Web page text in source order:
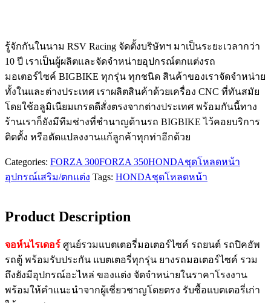
รู้จักกันในนาม RSV Racing จัดตั้งบริษัทฯ มาเป็นระยะเวลากว่า
10 ปี เราเป็นผู้ผลิตและจัดจำหน่ายอุปกรณ์ตกแต่งรถ
มอเตอร์ไซค์ BIGBIKE ทุกรุ่น ทุกชนิด สินค้าของเราจัดจำหน่าย
ทั้งในและต่างประเทศ เราผลิตสินค้าด้วยเครื่อง CNC ที่ทันสมัย
โดยใช้อลูมิเนียมเกรดดีสั่งตรงจากต่างประเทศ พร้อมกันนี้ทาง
ร้านเราก็ยังมีทีมช่างที่ชำนาญด้านรถ BIGBIKE ไว้คอยบริการ
ติดตั้ง หรือดัดแปลงงานแก้ลูกค้าทุกท่าอีกด้วย
Categories: FORZA 300FORZA 350HONDAชุดโหลดหน้า
อุปกรณ์เสริม/ตกแต่ง Tags: HONDAชุดโหลดหน้า
Product Description
จอห์นไรเดอร์ ศูนย์รวมแบตเตอรี่มอเตอร์ไซค์ รถยนต์ รถปิคอัพ
รถตู้ พร้อมรับประกัน แบตเตอรี่ทุกรุ่น ยางรถมอเตอร์ไซค์ รวม
ถึงยังมีอุปกรณ์อะไหล่ ของแต่ง จัดจำหน่ายในราคาโรงงาน
พร้อมให้คำแนะนำจากผู้เชี่ยวชาญโดยตรง รับซื้อแบตเตอรี่เก่า